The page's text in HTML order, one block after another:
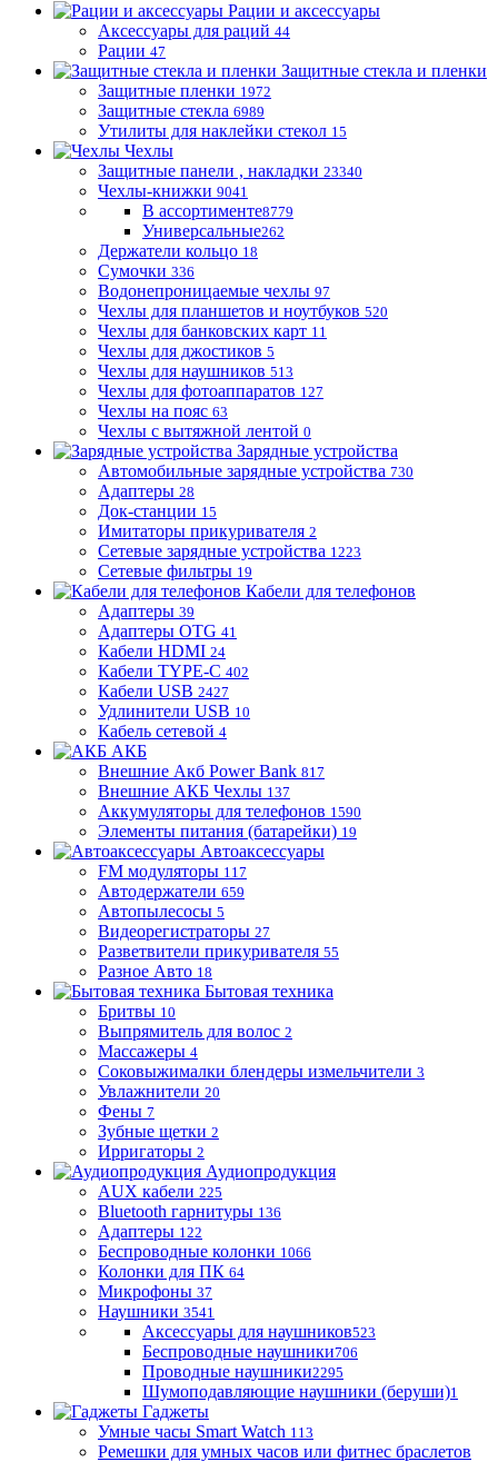
Рации и аксессуары
Аксессуары для раций 44
Рации 47
Защитные стекла и пленки
Защитные пленки 1972
Защитные стекла 6989
Утилиты для наклейки стекол 15
Чехлы
Защитные панели , накладки 23340
Чехлы-книжки 9041
В ассортименте8779
Универсальные262
Держатели кольцо 18
Сумочки 336
Водонепроницаемые чехлы 97
Чехлы для планшетов и ноутбуков 520
Чехлы для банковских карт 11
Чехлы для джостиков 5
Чехлы для наушников 513
Чехлы для фотоаппаратов 127
Чехлы на пояс 63
Чехлы с вытяжной лентой 0
Зарядные устройства
Автомобильные зарядные устройства 730
Адаптеры 28
Док-станции 15
Имитаторы прикуривателя 2
Сетевые зарядные устройства 1223
Сетевые фильтры 19
Кабели для телефонов
Адаптеры 39
Адаптеры OTG 41
Кабели HDMI 24
Кабели TYPE-C 402
Кабели USB 2427
Удлинители USB 10
Кабель сетевой 4
АКБ
Внешние Акб Power Bank 817
Внешние АКБ Чехлы 137
Аккумуляторы для телефонов 1590
Элементы питания (батарейки) 19
Автоаксессуары
FM модуляторы 117
Автодержатели 659
Автопылесосы 5
Видеорегистраторы 27
Разветвители прикуривателя 55
Разное Авто 18
Бытовая техника
Бритвы 10
Выпрямитель для волос 2
Массажеры 4
Соковыжималки блендеры измельчители 3
Увлажнители 20
Фены 7
Зубные щетки 2
Ирригаторы 2
Аудиопродукция
AUX кабели 225
Bluetooth гарнитуры 136
Адаптеры 122
Беспроводные колонки 1066
Колонки для ПК 64
Микрофоны 37
Наушники 3541
Аксессуары для наушников523
Беспроводные наушники706
Проводные наушники2295
Шумоподавляющие наушники (беруши)1
Гаджеты
Умные часы Smart Watch 113
Ремешки для умных часов или фитнес браслетов